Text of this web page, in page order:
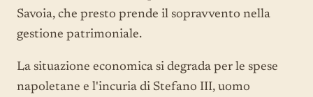
Savoia, che presto prende il sopravvento nella
gestione patrimoniale.
La situazione economica si degrada per le spese
napoletane e l'incuria di Stefano III, uomo